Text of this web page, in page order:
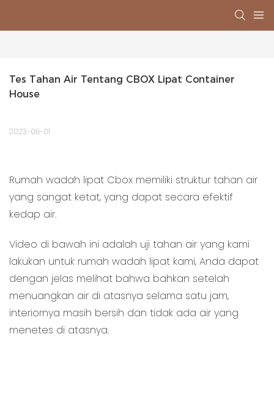
Tes Tahan Air Tentang CBOX Lipat Container
House
2023-08-01
Rumah wadah lipat Cbox memiliki struktur tahan air
yang sangat ketat, yang dapat secara efektif
kedap air.
Video di bawah ini adalah uji tahan air yang kami
lakukan untuk rumah wadah lipat kami, Anda dapat
dengan jelas melihat bahwa bahkan setelah
menuangkan air di atasnya selama satu jam,
interiornya masih bersih dan tidak ada air yang
menetes di atasnya.